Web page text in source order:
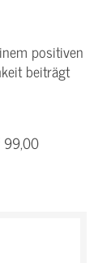
positiven
beiträgt
99,00